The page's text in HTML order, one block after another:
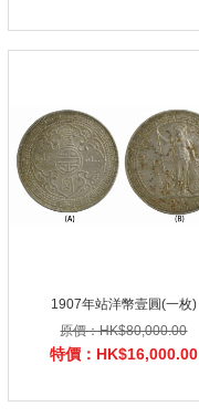
1907年站洋幣壹圓(一枚)
原價：HK$80,000.00
特價：HK$16,000.00